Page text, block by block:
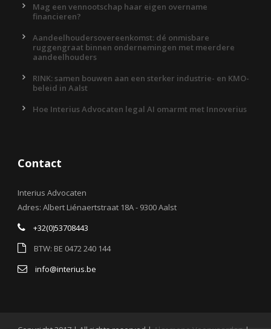
Mag een vennootschap haar eigen overname
financieren?
Aandeelhoudersovereenkomst: dé onmisbare
ruggengraat binnen ondernemingen met meerdere
aandeelhouders
RINK: samen bouwen aan een sterker industrie- en KMO-
beleid in Aalst
Hoe Interius Advocaten legal AI omarmt met Innoverius
Contact
Interius Advocaten
Adres: Albert Liénaertstraat 18A - 9300 Aalst
+32(0)53708443
BTW: BE 0472 240 144
info@interius.be